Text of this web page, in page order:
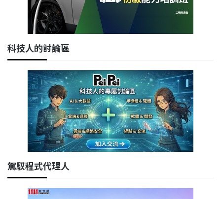
科技人的討論區
駕馭程式代理人